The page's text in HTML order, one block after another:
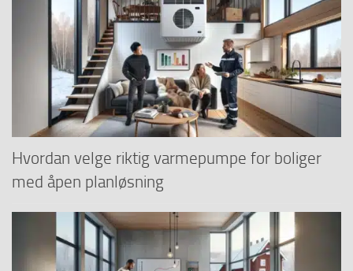
Hvordan velge riktig varmepumpe for boliger
med åpen planløsning